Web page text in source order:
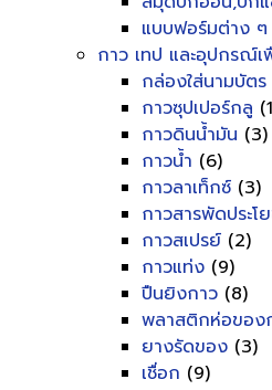
แบบฟอร์มต่าง ๆ
กาว เทป และอุปกรณ์เ
กล่องใส่นามบัตร
กาวซุปเปอร์กลู
กาวดินน้ำมัน (3)
กาวน้ำ (6)
กาวลาเท็กซ์ (3)
กาวสารพัดประโ
กาวสเปรย์ (2)
กาวแท่ง (9)
ปืนยิงกาว (8)
พลาสติกห่อของ
ยางรัดของ (3)
เชื่อก (9)